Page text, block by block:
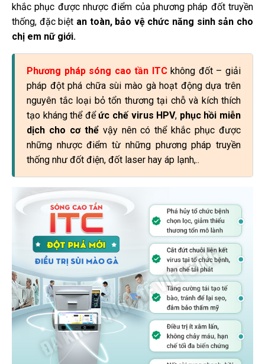
khắc phục được nhược điểm của phương pháp đốt truyền
thống, đặc biệt an toàn, bảo vệ chức năng sinh sản cho
chị em nữ giới.
Phương pháp sóng cao tần ITCkhông đốt – giải
pháp đột phá chữa sùi mào gàhoạt động dựa trên
nguyên tắc loại bỏ tổn thương tại chỗ và kích thích
tạo kháng thể đểức chế virus HPV, phục hồi miễn
dịch cho cơ thểvậy nên có thể khắc phục được
những nhược điểm từ những phương pháp truyền
thống như đốt điện, đốt laser hay áp lạnh,..